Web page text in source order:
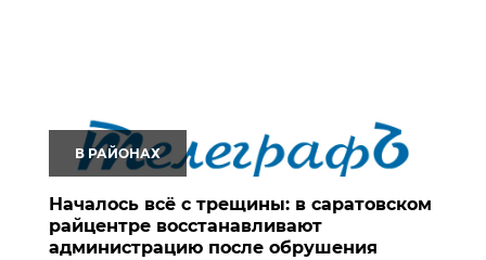
В РАЙОНАХ
Началось всё с трещины: в саратовском
райцентре восстанавливают
администрацию после обрушения